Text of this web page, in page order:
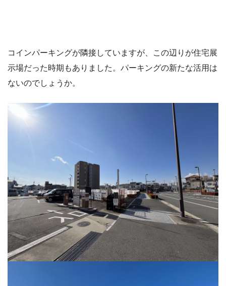
コインパーキングが隣接していますが、この辺りが住宅展
示場だった時期もありました。パーキングの新たな活用は
ないのでしょうか。